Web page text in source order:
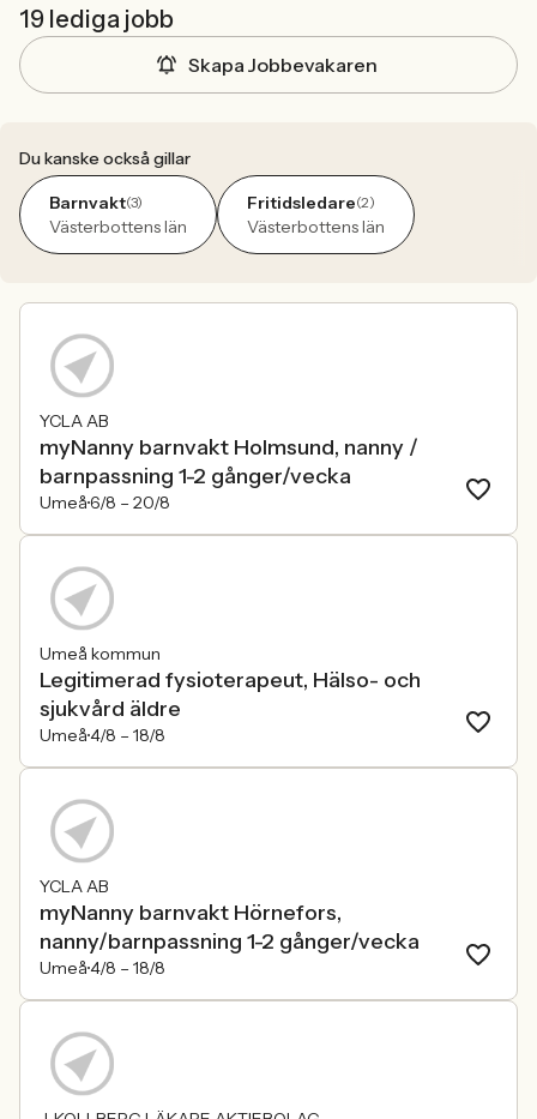
19 lediga jobb
Skapa Jobbevakaren
Du kanske också gillar
Barnvakt(3)
Västerbottens län
Fritidsledare(2)
Västerbottens län
YCLA AB
myNanny barnvakt Holmsund, nanny /
barnpassning 1-2 gånger/vecka
Umeå6/8 – 20/8
Umeå kommun
Legitimerad fysioterapeut, Hälso- och
sjukvård äldre
Umeå4/8 – 18/8
YCLA AB
myNanny barnvakt Hörnefors,
nanny/barnpassning 1-2 gånger/vecka
Umeå4/8 – 18/8